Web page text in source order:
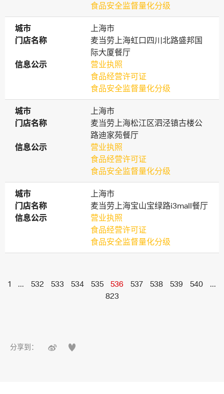
食品安全监督量化分级
城市
城市
上海市
门店名称
门店名称
麦当劳上海虹口四川北路盛邦国
际大厦餐厅
信息公示
信息公示
营业执照
食品经营许可证
食品安全监督量化分级
城市
城市
上海市
门店名称
门店名称
麦当劳上海松江区泗泾镇古楼公
路迪家苑餐厅
信息公示
信息公示
营业执照
食品经营许可证
食品安全监督量化分级
城市
城市
上海市
门店名称
门店名称
麦当劳上海宝山宝绿路i3mall餐厅
信息公示
信息公示
营业执照
食品经营许可证
食品安全监督量化分级
1 ... 532 533 534 535 536 537 538 539 540
...
823
分享到：  